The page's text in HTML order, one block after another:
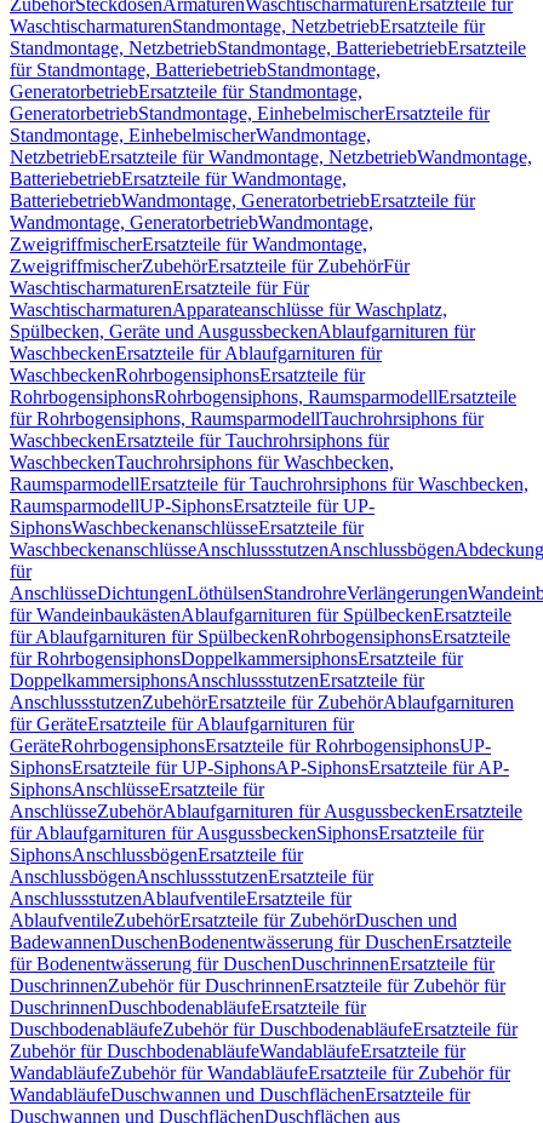
ZubehörSteckdosenArmaturenWaschtischarmaturen Ersatzteile für
WaschtischarmaturenStandmontage, NetzbetriebErsatzteile für
Standmontage, NetzbetriebStandmontage, BatteriebetriebErsatzteile
für Standmontage, BatteriebetriebStandmontage,
GeneratorbetriebErsatzteile für Standmontage,
GeneratorbetriebStandmontage, EinhebelmischerErsatzteile für
Standmontage, EinhebelmischerWandmontage,
NetzbetriebErsatzteile für Wandmontage, NetzbetriebWandmontage,
BatteriebetriebErsatzteile für Wandmontage,
BatteriebetriebWandmontage, GeneratorbetriebErsatzteile für
Wandmontage, GeneratorbetriebWandmontage,
ZweigriffmischerErsatzteile für Wandmontage,
ZweigriffmischerZubehörErsatzteile für ZubehörFür
WaschtischarmaturenErsatzteile für Für
WaschtischarmaturenApparateanschlüsse für Waschplatz,
Spülbecken, Geräte und AusgussbeckenAblaufgarnituren für
WaschbeckenErsatzteile für Ablaufgarnituren für
WaschbeckenRohrbogensiphonsErsatzteile für
RohrbogensiphonsRohrbogensiphons, RaumsparmodellErsatzteile
für Rohrbogensiphons, RaumsparmodellTauchrohrsiphons für
WaschbeckenErsatzteile für Tauchrohrsiphons für
WaschbeckenTauchrohrsiphons für Waschbecken,
RaumsparmodellErsatzteile für Tauchrohrsiphons für Waschbecken,
RaumsparmodellUP-SiphonsErsatzteile für UP-
SiphonsWaschbeckenanschlüsseErsatzteile für
WaschbeckenanschlüsseAnschlussstutzenAnschlussbögen
für
AnschlüsseDichtungenLöthülsenStandrohreVerlängerungen
für WandeinbaukästenAblaufgarnituren für SpülbeckenErsatzteile
für Ablaufgarnituren für SpülbeckenRohrbogensiphonsErsatzteile
für RohrbogensiphonsDoppelkammersiphonsErsatzteile für
DoppelkammersiphonsAnschlussstutzenErsatzteile für
AnschlussstutzenZubehörErsatzteile für ZubehörAblaufgarnituren
für GeräteErsatzteile für Ablaufgarnituren für
GeräteRohrbogensiphonsErsatzteile für RohrbogensiphonsUP-
SiphonsErsatzteile für UP-SiphonsAP-SiphonsErsatzteile für AP-
SiphonsAnschlüsseErsatzteile für
AnschlüsseZubehörAblaufgarnituren für AusgussbeckenErsatzteile
für Ablaufgarnituren für AusgussbeckenSiphonsErsatzteile für
SiphonsAnschlussbögenErsatzteile für
AnschlussbögenAnschlussstutzenErsatzteile für
AnschlussstutzenAblaufventileErsatzteile für
AblaufventileZubehörErsatzteile für ZubehörDuschen und
BadewannenDuschenBodenentwässerung für DuschenErsatzteile
für Bodenentwässerung für DuschenDuschrinnenErsatzteile für
DuschrinnenZubehör für DuschrinnenErsatzteile für Zubehör für
DuschrinnenDuschbodenabläufeErsatzteile für
DuschbodenabläufeZubehör für DuschbodenabläufeErsatzteile für
Zubehör für DuschbodenabläufeWandabläufeErsatzteile für
WandabläufeZubehör für WandabläufeErsatzteile für Zubehör für
WandabläufeDuschwannen und DuschflächenErsatzteile für
Duschwannen und DuschflächenDuschflächen aus